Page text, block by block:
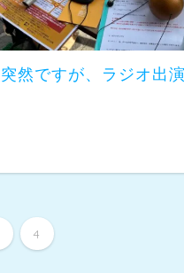
突然ですが、ラジオ出
4